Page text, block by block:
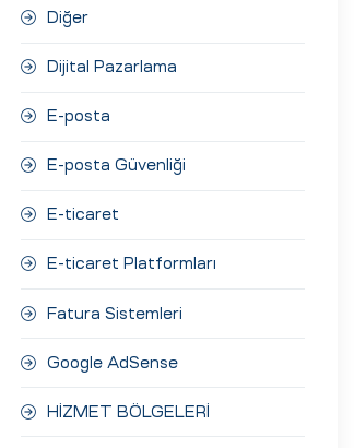
Diğer
Dijital Pazarlama
E-posta
E-posta Güvenliği
E-ticaret
E-ticaret Platformları
Fatura Sistemleri
Google AdSense
HİZMET BÖLGELERİ